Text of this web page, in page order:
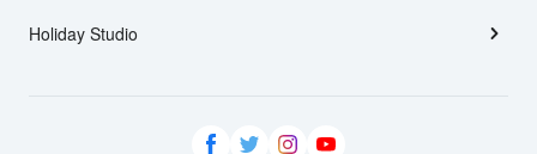
Holiday Studio